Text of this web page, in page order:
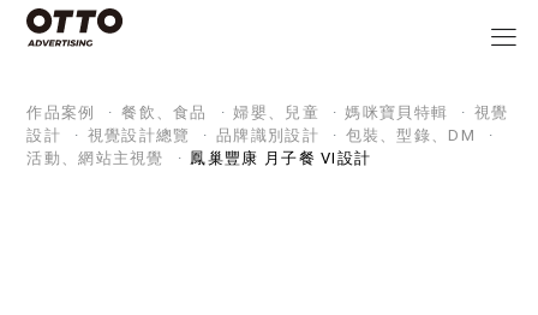
作品案例 餐飲、食品 婦嬰、兒童 媽咪寶貝特輯
視覺
設計
視覺設計總覽 品牌識別設計
包裝、型錄、DM
活動、網站主視覺
鳳巢豐康 月子餐 VI設計